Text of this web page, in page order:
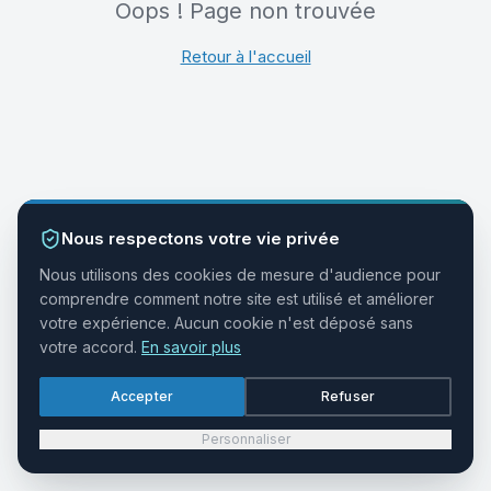
Oops ! Page non trouvée
Retour à l'accueil
Nous respectons votre vie privée
Nous utilisons des cookies de mesure d'audience pour
comprendre comment notre site est utilisé et améliorer
votre expérience. Aucun cookie n'est déposé sans
votre accord. En savoir plus
Accepter Refuser
Personnaliser